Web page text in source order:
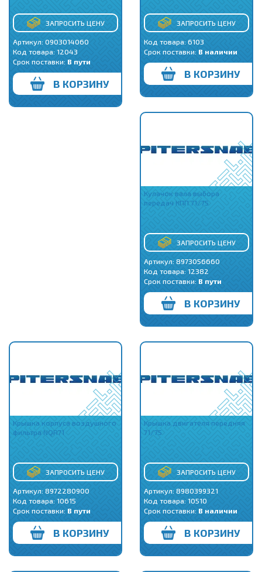
ЗАПРОСИТЬ ЦЕНУ
Артикул: 0903014060
Код товара: 12043
Срок поставки: В пути
В КОРЗИНУ
ЗАПРОСИТЬ ЦЕНУ
Код товара: 6103
Срок поставки: В наличии
В КОРЗИНУ
Кулачок вала выбора
передач КПП 71/75
ЗАПРОСИТЬ ЦЕНУ
Артикул: 8973056660
Код товара: 12382
Срок поставки: В пути
В КОРЗИНУ
Крышка корпуса воздушного
фильтра NQR71
ЗАПРОСИТЬ ЦЕНУ
Артикул: 8972280900
Код товара: 10615
Срок поставки: В пути
В КОРЗИНУ
Крышка двигателя передняя
71/75
ЗАПРОСИТЬ ЦЕНУ
Артикул: 8980399321
Код товара: 10510
Срок поставки: В наличии
В КОРЗИНУ